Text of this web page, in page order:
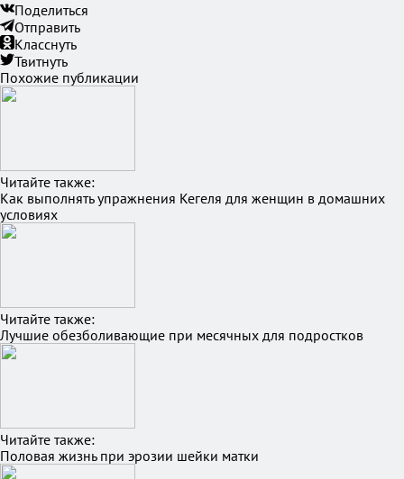
Поделиться
Отправить
Класснуть
Твитнуть
Похожие публикации
Читайте также:
Как выполнять упражнения Кегеля для женщин в домашних
условиях
Читайте также:
Лучшие обезболивающие при месячных для подростков
Читайте также:
Половая жизнь при эрозии шейки матки